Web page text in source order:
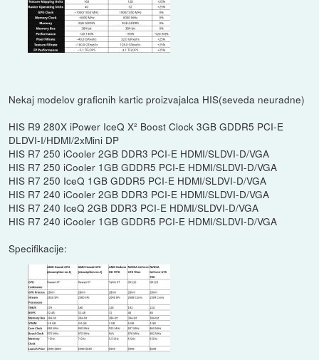
Nekaj modelov graficnih kartic proizvajalca HIS(seveda neuradne)
HIS R9 280X iPower IceQ X² Boost Clock 3GB GDDR5 PCI-E
DLDVI-I/HDMI/2xMini DP
HIS R7 250 iCooler 2GB DDR3 PCI-E HDMI/SLDVI-D/VGA
HIS R7 250 iCooler 1GB GDDR5 PCI-E HDMI/SLDVI-D/VGA
HIS R7 250 IceQ 1GB GDDR5 PCI-E HDMI/SLDVI-D/VGA
HIS R7 240 iCooler 2GB DDR3 PCI-E HDMI/SLDVI-D/VGA
HIS R7 240 IceQ 2GB DDR3 PCI-E HDMI/SLDVI-D/VGA
HIS R7 240 iCooler 1GB GDDR5 PCI-E HDMI/SLDVI-D/VGA
Specifikacije: